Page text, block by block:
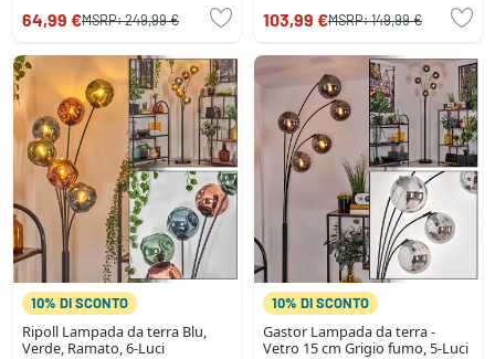
64,99 €MSRP:249,99 € 103,99 €MSRP:149,99 €
10% DI SCONTO
Ripoll Lampada da terra Blu,
Verde, Ramato, 6-Luci
10% DI SCONTO
Gastor Lampada da terra -
Vetro 15 cm Grigio fumo, 5-Luci